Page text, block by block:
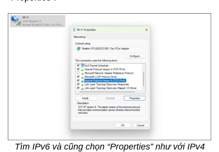
Tìm IPv6 và cũng chọn “Properties” như với IPv4